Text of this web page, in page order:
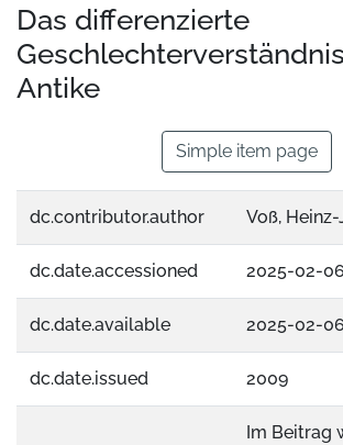
Das differenzierte
Antike
Simple item page
dc.contributor.author Voß,
dc.date.accessioned 2025-02-
dc.date.available 2025-02-
dc.date.issued 2009
Im Beitrag